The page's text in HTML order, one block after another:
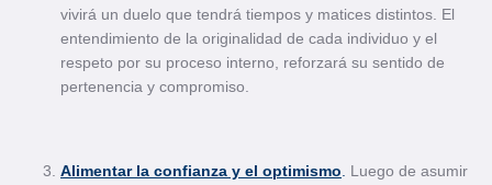
vivirá un duelo que tendrá tiempos y matices distintos. El
entendimiento de la originalidad de cada individuo y el
respeto por su proceso interno, reforzará su sentido de
pertenencia y compromiso.
Alimentar la confianza y el optimismo
Luego de asumir